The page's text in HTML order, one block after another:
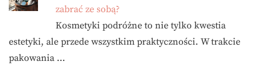
zabrać ze sobą?
Kosmetyki podróżne to nie tylko kwestia
estetyki, ale przede wszystkim praktyczności. W trakcie
pakowania …